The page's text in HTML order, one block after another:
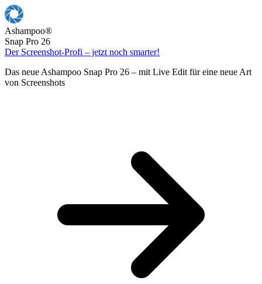
Ashampoo®
Snap Pro 26
Der Screenshot-Profi – jetzt noch smarter!
Das neue Ashampoo Snap Pro 26 – mit Live Edit für eine neue Art
von Screenshots